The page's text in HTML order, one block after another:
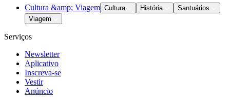
Cultura &amp; Viagem Cultura História
Santuários
Viagem
Serviços
Newsletter
Aplicativo
Inscreva-se
Vestir
Anúncio